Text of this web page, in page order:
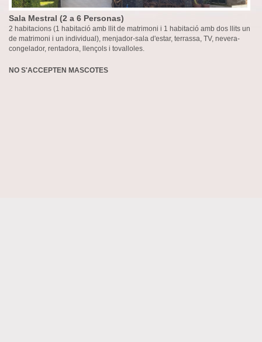
Sala Mestral (2 a 6 Personas)
2 habitacions (1 habitació amb llit de matrimoni i 1 habitació amb dos llits un
de matrimoni i un individual), menjador-sala d'estar, terrassa, TV, nevera-
congelador, rentadora, llençols i tovalloles.
NO S'ACCEPTEN MASCOTES